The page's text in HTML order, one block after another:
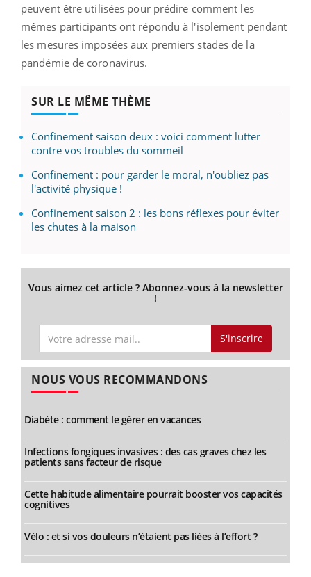
peuvent être utilisées pour prédire comment les
mêmes participants ont répondu à l'isolement pendant
les mesures imposées aux premiers stades de la
pandémie de coronavirus.
SUR LE MÊME THÈME
Confinement saison deux : voici comment lutter
contre vos troubles du sommeil
Confinement : pour garder le moral, n'oubliez pas
l'activité physique !
Confinement saison 2 : les bons réflexes pour éviter
les chutes à la maison
Vous aimez cet article ? Abonnez-vous à la newsletter
!
S'inscrire
NOUS VOUS RECOMMANDONS
Diabète : comment le gérer en vacances
Infections fongiques invasives : des cas graves chez les
patients sans facteur de risque
Cette habitude alimentaire pourrait booster vos capacités
cognitives
Vélo : et si vos douleurs n’étaient pas liées à l’effort ?